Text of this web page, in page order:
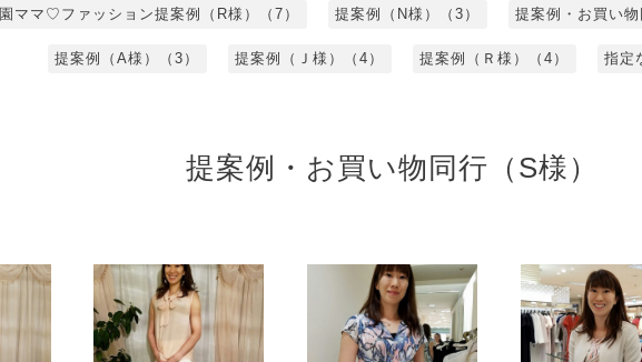
園ママ♡ファッション提案例（R様）（7） 提案例（N様）（3） 提案例・お買い
提案例（A様）（3） 提案例（Ｊ様）（4） 提案例（Ｒ様）（4） 指定
提案例・お買い物同行（S様）